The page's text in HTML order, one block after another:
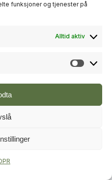
funksjoner og tjenester på
Alltid aktiv
i andre kvartal